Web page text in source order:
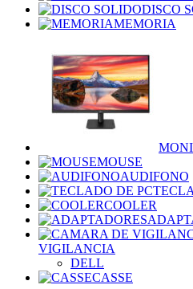
DISCO
MEMORIA
MOUSE
AUDIFONO
COOLER
VIGILANCIA
DELL
CASSE